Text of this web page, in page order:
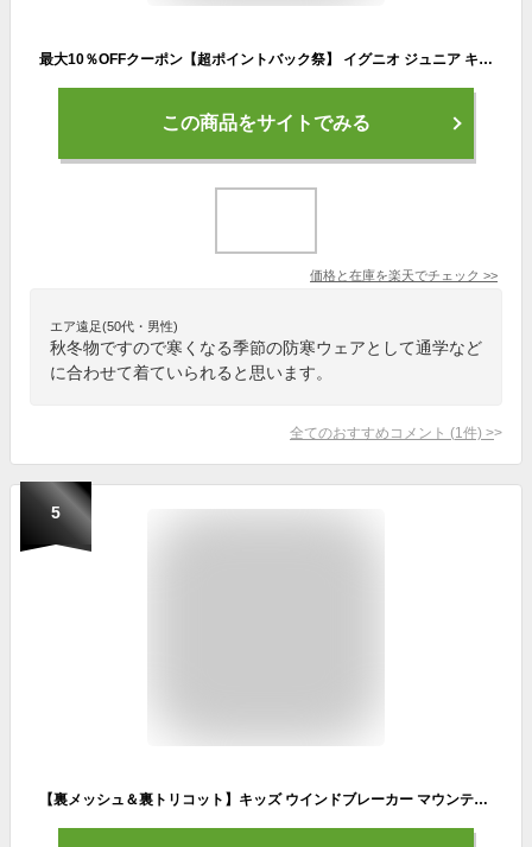
最大10％OFFクーポン【超ポイントバック祭】 イグニオ ジュニア キッズ 子供 ウインドロングパンツ 裏トリコットウインドロングパンツ IG-9A46022WP スポーツウェア IGNIO
この商品をサイトでみる
価格と在庫を楽天でチェック >>
エア遠足(50代・男性)
秋冬物ですので寒くなる季節の防寒ウェアとして通学など
に合わせて着ていられると思います。
全てのおすすめコメント (1 件) >
5
【裏メッシュ＆裏トリコット】キッズ ウインドブレーカー マウンテンパーカー はっ水加工 切替え カモフラ ZIPパーカー UVカット レインコート 子供 男の子 女の子 ブルゾン マンパー ジュニア 迷彩 かっこいい おしゃれ スポーツ 130 140 150 160